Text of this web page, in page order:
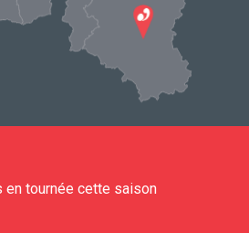
tournée cette saison